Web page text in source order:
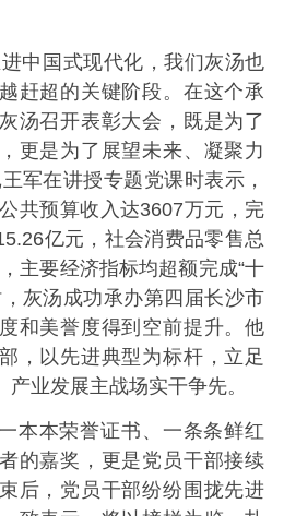
中国式现代化，我们灰汤也
赶超的关键阶段。在这个承
汤召开表彰大会，既是为了
更是为了展望未来、凝聚力
军在讲授专题党课时表示，
共预算收入达3607万元，完
亿元，社会消费品零售总
主要经济指标均超额完成“十
灰汤成功承办第四届长沙市
和美誉度得到空前提升。他
，以先进典型为标杆，立足
业发展主战场实干争先。
本本荣誉证书、一条条鲜红
的嘉奖，更是党员干部接续
后，党员干部纷纷围拢先进